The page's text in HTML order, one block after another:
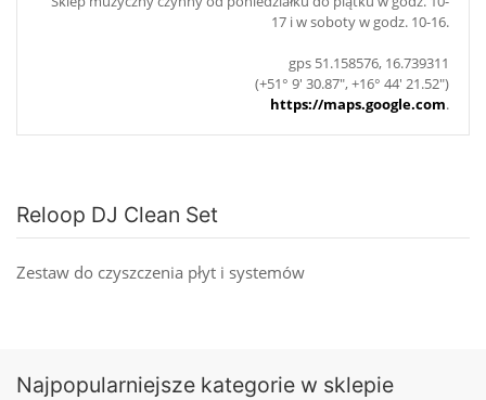
17 i w soboty w godz. 10-16.
gps 51.158576, 16.739311
(+51° 9' 30.87", +16° 44' 21.52")
https://maps.google.com.
Reloop DJ Clean Set
Zestaw do czyszczenia płyt i systemów
Najpopularniejsze kategorie w sklepie